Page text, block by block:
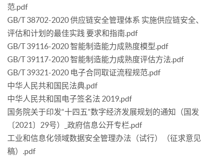
范.pdf
GB/T 38702-2020 供应链安全管理体系 实施供应链安全、
评估和计划的最佳实践 要求和指南.pdf
GB/T 39116-2020 智能制造能力成熟度模型.pdf
GB/T 39117-2020 智能制造能力成熟度评估方法.pdf
GB/T 39321-2020 电子合同取证流程规范.pdf
中华人民共和国民法典.pdf
中华人民共和国电子签名法 2019.pdf
国务院关于印发“十四五”数字经济发展规划的通知（国发
〔2021〕29号）_政府信息公开专栏.pdf
工业和信息化领域数据安全管理办法（试行）（征求意见
稿）.pdf